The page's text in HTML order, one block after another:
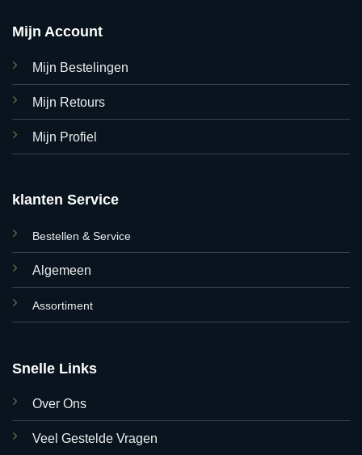
Mijn Account
Mijn Bestelingen
Mijn Retours
Mijn Profiel
klanten Service
Bestellen & Service
Algemeen
Assortiment
Snelle Links
Over Ons
Veel Gestelde Vragen